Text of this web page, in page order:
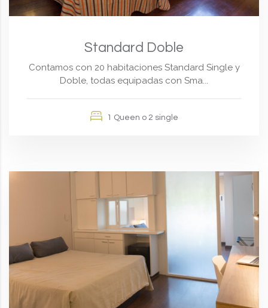
Standard Doble
Contamos con 20 habitaciones Standard Single y
Doble, todas equipadas con Sma...
1 Queen o 2 single